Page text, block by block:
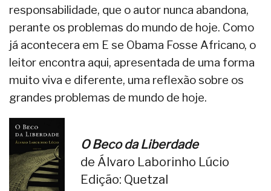
responsabilidade, que o autor nunca abandona,
perante os problemas do mundo de hoje. Como
já acontecera em E se Obama Fosse Africano, o
leitor encontra aqui, apresentada de uma forma
muito viva e diferente, uma reflexão sobre os
grandes problemas de mundo de hoje.
O Beco da Liberdade
de Álvaro Laborinho Lúcio
Edição: Quetzal